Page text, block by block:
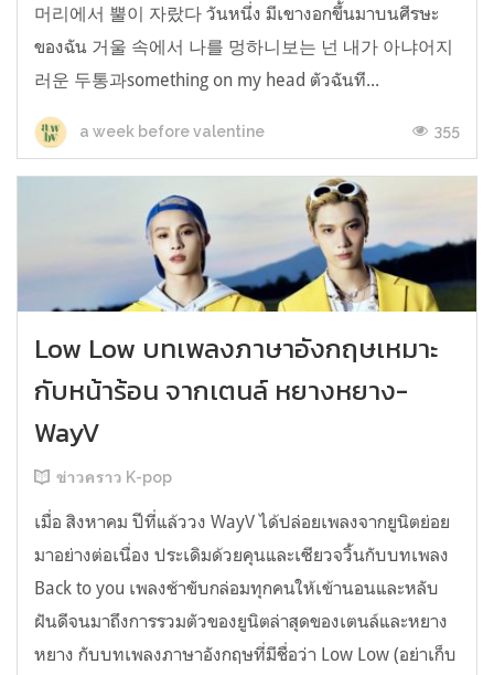
머리에서 뿔이 자랐다 วันหนึ่ง มีเขางอกขึ้นมาบนศีรษะ
ของฉัน 거울 속에서 나를 멍하니보는 넌 내가 아냐어지
러운 두통과something on my head ตัว​ฉันที...
a week before valentine 355
Low Low บทเพลงภาษาอังกฤษเหมาะ
กับหน้าร้อน จากเตนล์ หยางหยาง-
WayV
ข่าวคราว K-pop
เมื่อ สิงหาคม ปีที่แล้ววง WayV ได้ปล่อยเพลงจากยูนิตย่อย
มาอย่างต่อเนื่อง ประเดิมด้วยคุนและเซียวจวิ้นกับบทเพลง
Back to you เพลงช้าขับกล่อมทุกคนให้เข้านอนและหลับ
ฝันดีจนมาถึงการรวมตัวของยูนิตล่าสุดของเตนล์และหยาง
หยาง กับบทเพลงภาษาอังกฤษที่มีชื่อว่า Low Low (อย่าเก็บ